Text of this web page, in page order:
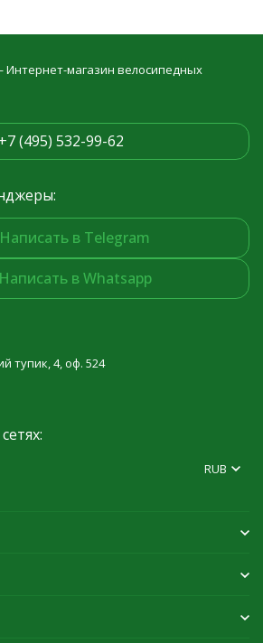
Интернет-магазин велосипедных
+7 (495) 532-99-62
Написать в Telegram
Написать в Whatsapp
тупик, 4, оф. 524
RUB